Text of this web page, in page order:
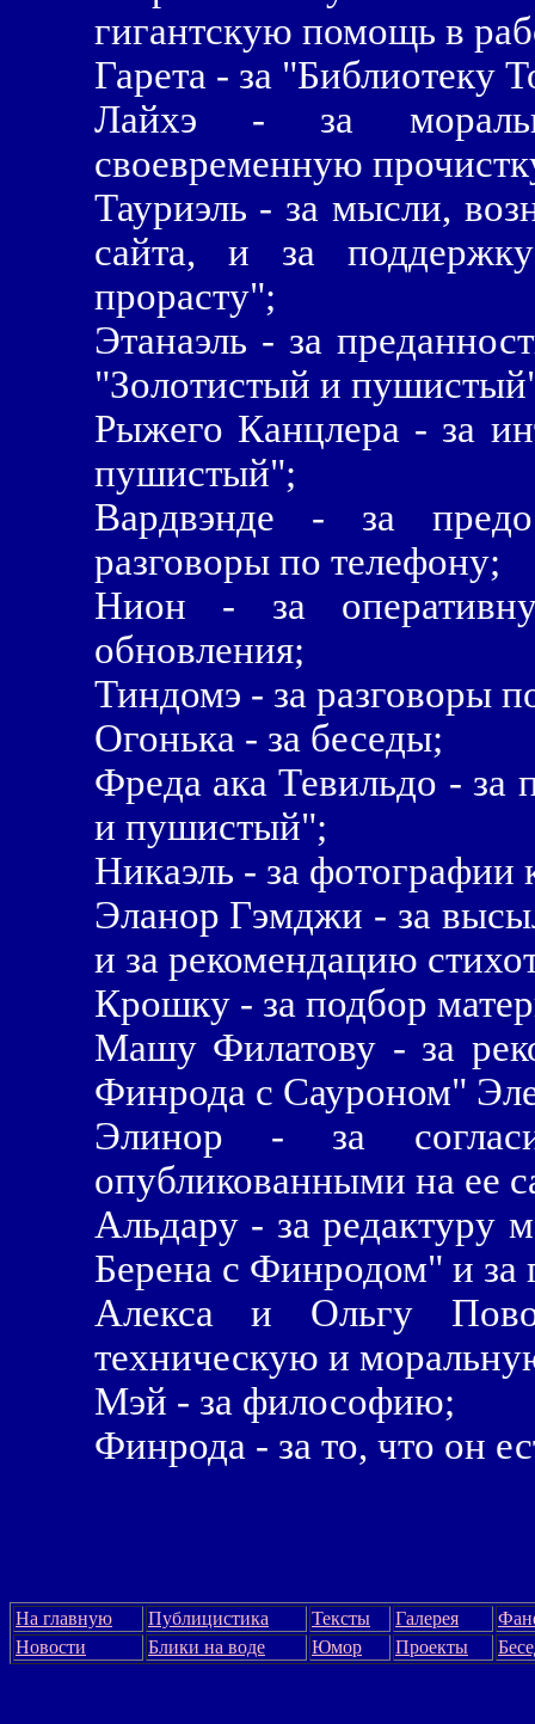
гигантскую помощь в
Гарета - за "Библиотеку
Лайхэ - за
своевременную
Тауриэль - за мысли,
сайта, и за
прорасту";
Этанаэль - за
"Золотистый и
Рыжего Канцлера - за
пушистый";
Вардвэнде - за
разговоры по телефону;
Нион - за
обновления;
Тиндомэ - за разговоры
Огонька - за беседы;
Фреда ака Тевильдо - за
и пушистый";
Никаэль - за фотографии
Эланор Гэмджи - за
и за рекомендацию
Крошку - за подбор
Машу Филатову - за
Финрода с Сауроном"
Элинор - за
опубликованными на ее
Альдару - за редактуру
Берена с Финродом" и за
Алекса и Ольгу
техническую и
Мэй - за философию;
Финрода - за то, что он
На главную Публицистика Тексты Галерея
Новости
Блики на воде Юмор Проекты